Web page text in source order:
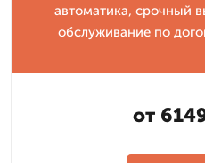
автоматика, срочный
обслуживание по
от